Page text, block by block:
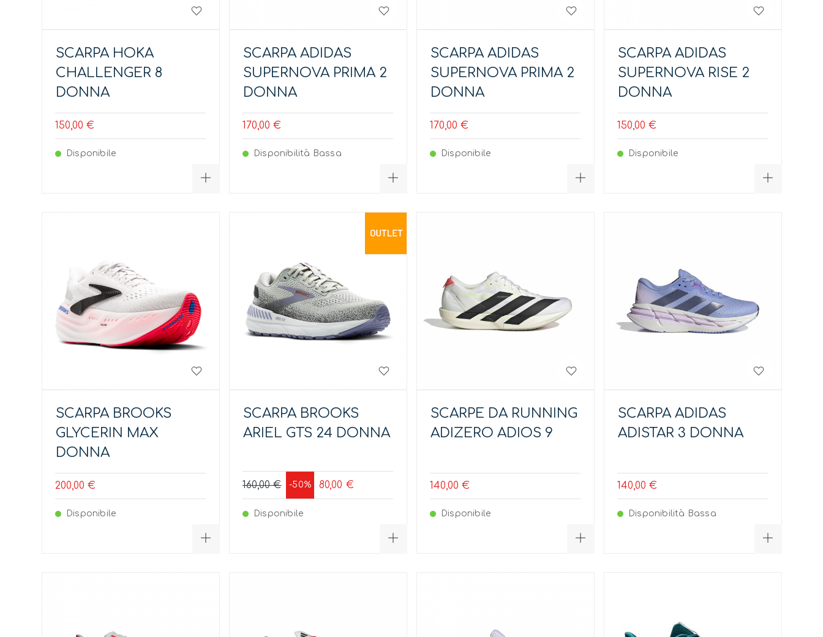
SCARPA HOKA
CHALLENGER 8
DONNA
150,00 €
Disponibile
SCARPA ADIDAS
SUPERNOVA PRIMA 2
DONNA
170,00 €
Disponibilità Bassa
SCARPA ADIDAS
SUPERNOVA PRIMA 2
DONNA
170,00 €
Disponibile
SCARPA ADIDAS
SUPERNOVA RISE 2
DONNA
150,00 €
Disponibile
SCARPA BROOKS
GLYCERIN MAX
DONNA
200,00 €
Disponibile
SCARPA BROOKS
ARIEL GTS 24 DONNA
160,00 € -50% 80,00 €
Disponibile
SCARPE DA RUNNING
ADIZERO ADIOS 9
140,00 €
Disponibile
SCARPA ADIDAS
ADISTAR 3 DONNA
140,00 €
Disponibilità Bassa